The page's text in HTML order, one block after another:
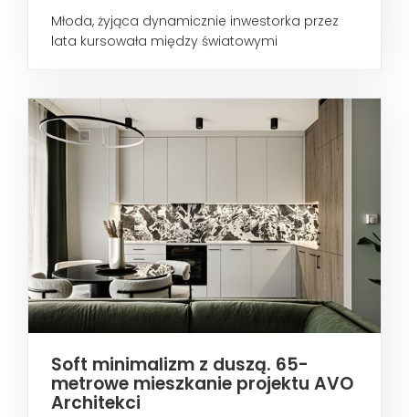
Młoda, żyjąca dynamicznie inwestorka przez
lata kursowała między światowymi
Soft minimalizm z duszą. 65-
metrowe mieszkanie projektu AVO
Architekci